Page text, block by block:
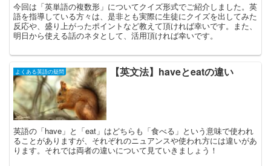
今回は「英単語の複数形」についてクイズ形式でご紹介しました。英
語を指導している方々は、是非とも実際に生徒にクイズを出してみた
反応や、盛り上がったポイントなど教えて頂ければ幸いです。また、
明日から使える話のネタとして、活用頂ければ幸いです。
よくある英語の疑問 【英文法】haveとeatの違い
英語の「have」と「eat」はどちらも「食べる」という意味で使われ
ることがありますが、それぞれのニュアンスや使われ方には違いがあ
ります。それでは両者の違いについて見ていきましょう！